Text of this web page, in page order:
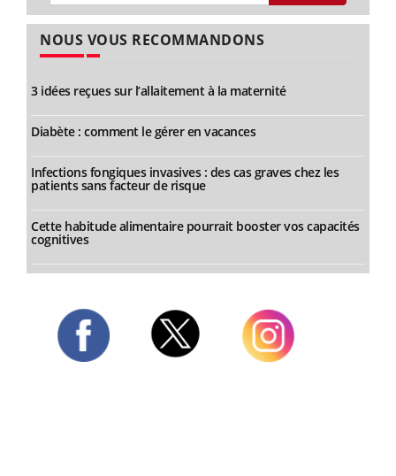
NOUS VOUS RECOMMANDONS
3 idées reçues sur l’allaitement à la maternité
Diabète : comment le gérer en vacances
Infections fongiques invasives : des cas graves chez les
patients sans facteur de risque
Cette habitude alimentaire pourrait booster vos capacités
cognitives